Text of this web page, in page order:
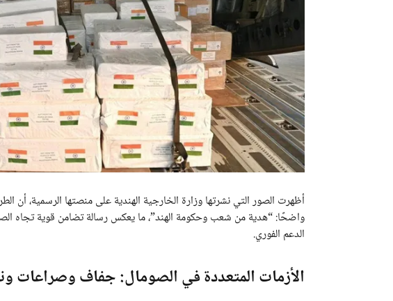
أظهرت الصور التي نشرتها وزارة الخارجية الهندية على منصتها الرسمية، أن
واضحًا: “هدية من شعب وحكومة الهند”، ما يعكس رسالة تضامن قوية تجاه
الدعم الفوري.
الأزمات المتعددة في الصومال: جفاف وصراعات